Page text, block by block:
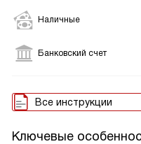
Наличные
Банковский счет
Все инструкции
Ключевые